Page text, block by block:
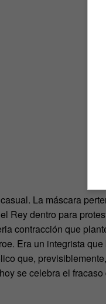
La máscara
Rey dentro para
contracción que
Era un integrista
que,
se celebra el